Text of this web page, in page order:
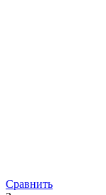
Сравнить